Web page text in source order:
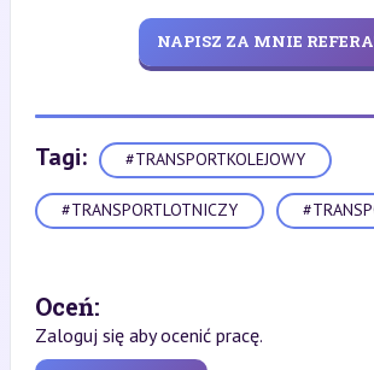
NAPISZ ZA MNIE
Tagi: #TRANSPORTKOLEJOWY
#TRANSPORTLOTNICZY
Oceń:
Zaloguj się aby ocenić pracę.